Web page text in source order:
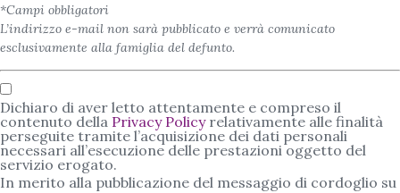
*Campi obbligatori
L’indirizzo e-mail non sarà pubblicato e verrà comunicato
esclusivamente alla famiglia del defunto.
Dichiaro di aver letto attentamente e compreso il
contenuto della Privacy Policyrelativamente alle finalità
perseguite tramite l’acquisizione dei dati personali
necessari all’esecuzione delle prestazioni oggetto del
servizio erogato.
In merito alla pubblicazione del messaggio di cordoglio su